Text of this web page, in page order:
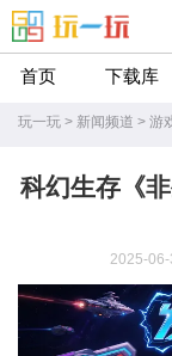
首页 下载库
玩一玩 > 新闻频道 > 游
科幻生存《
2025-